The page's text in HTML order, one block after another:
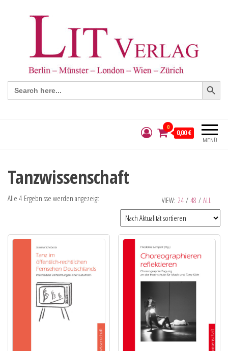
Search
for:
Search Button
MENÜ
0
0,00 €
Tanzwissenschaft
VIEW: 24 / 48 / ALL
Alle 4 Ergebnisse werden angezeigt